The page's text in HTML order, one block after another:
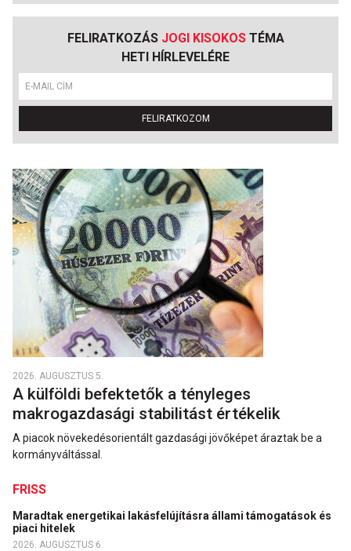
FELIRATKOZÁS JOGI KISOKOSTÉMA
HETI HÍRLEVELÉRE
FELIRATKOZOM
2026. AUGUSZTUS 5.
A külföldi befektetők a tényleges
makrogazdasági stabilitást értékelik
A piacok növekedésorientált gazdasági jövőképet áraztak be a
kormányváltással.
FRISS
Maradtak energetikai lakásfelújításra állami támogatások és
piaci hitelek
2026. AUGUSZTUS 6.